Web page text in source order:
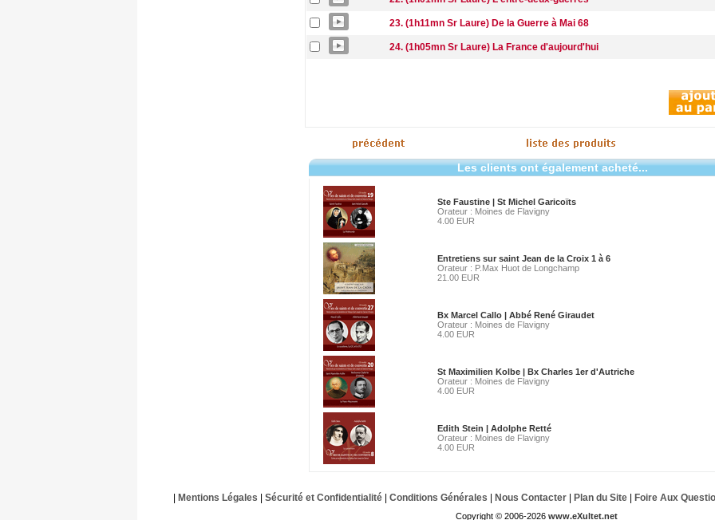
23. (1h11mn Sr Laure) De la Guerre à Mai 68
24. (1h05mn Sr Laure) La France d'aujourd'hui
Les clients ont également acheté...
Ste Faustine | St Michel Garicoïts
Orateur : Moines de Flavigny
4.00 EUR
Entretiens sur saint Jean de la Croix 1 à 6
Orateur : P.Max Huot de Longchamp
21.00 EUR
Bx Marcel Callo | Abbé René Giraudet
Orateur : Moines de Flavigny
4.00 EUR
St Maximilien Kolbe | Bx Charles 1er d'Autriche
Orateur : Moines de Flavigny
4.00 EUR
Edith Stein | Adolphe Retté
Orateur : Moines de Flavigny
4.00 EUR
Mentions Légales Sécurité et Confidentialité| Conditions Générales Nous Contacter| Plan du Site| Foire Aux
Copyright © 2006-2026 www.eXultet.net